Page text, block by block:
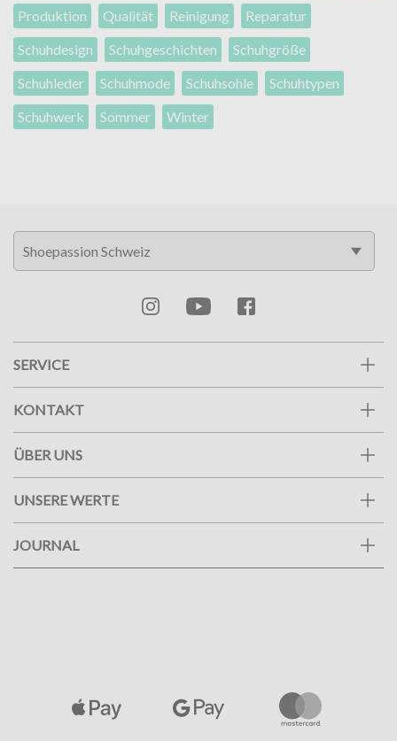
Produktion
Qualität Reinigung
Reparatur
Schuhdesign
Schuhgeschichten
Schuhgröße
Schuhleder
Schuhmode Schuhsohle
Schuhtypen
Schuhwerk
Sommer Winter
SERVICE
KONTAKT
ÜBER UNS
UNSERE WERTE
JOURNAL